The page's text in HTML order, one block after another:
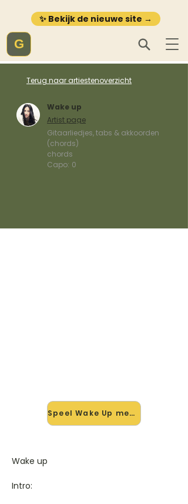
✨ Bekijk de nieuwe site →
G
Terug naar artiestenoverzicht
Wake up
Artist page
Gitaarliedjes, tabs & akkoorden
(chords)
chords
Capo: 0
Speel Wake Up mee →
Wake up
Intro: